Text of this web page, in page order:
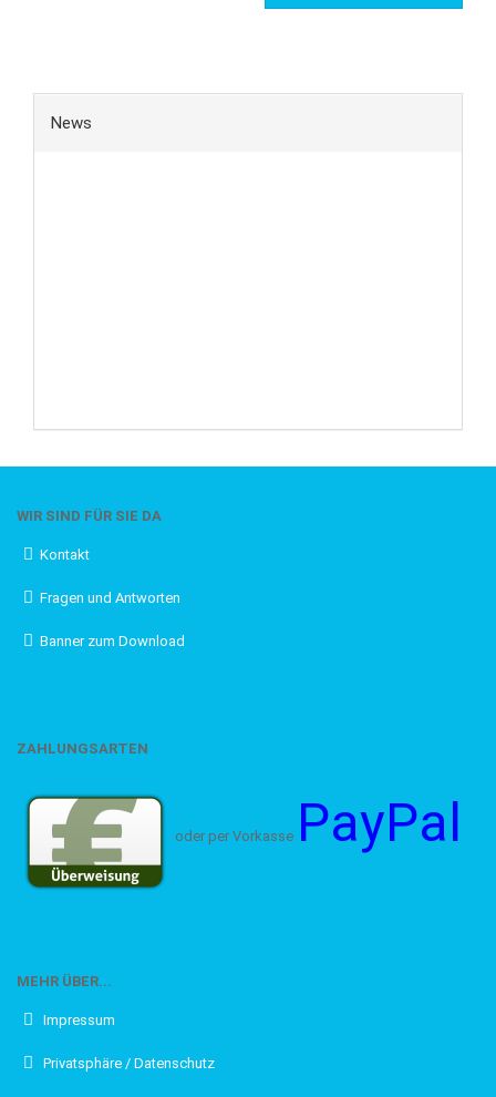
News
WIR SIND FÜR SIE DA
Kontakt
Fragen und Antworten
Banner zum Download
ZAHLUNGSARTEN
oder per Vorkasse PayPal
MEHR ÜBER...
Impressum
Privatsphäre / Datenschutz